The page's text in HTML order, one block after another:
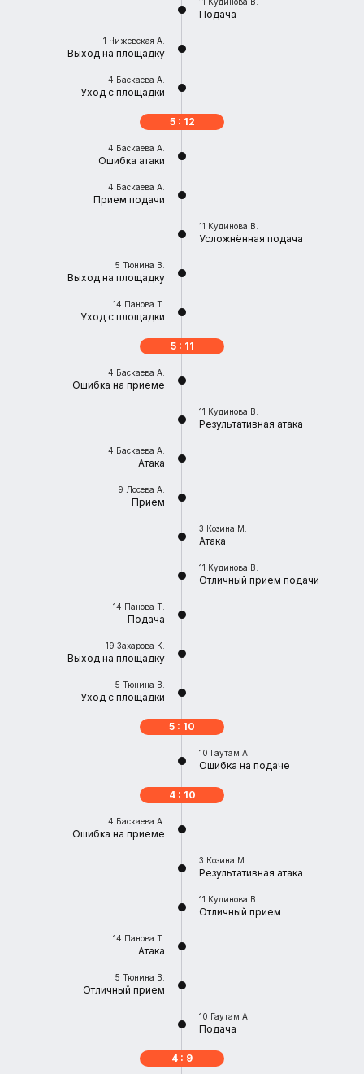
Подача
1 Чижевская А.
Выход на площадку
4 Баскаева А.
Уход с площадки
5 : 12
4 Баскаева А.
Ошибка атаки
4 Баскаева А.
Прием подачи
11 Кудинова В.
Усложнённая подача
5 Тюнина В.
Выход на площадку
14 Панова Т.
Уход с площадки
5 : 11
4 Баскаева А.
Ошибка на приеме
11 Кудинова В.
Результативная атака
4 Баскаева А.
Атака
9 Лосева А.
Прием
3 Козина М.
Атака
11 Кудинова В.
Отличный прием подачи
14 Панова Т.
Подача
19 Захарова К.
Выход на площадку
5 Тюнина В.
Уход с площадки
5 : 10
10 Гаутам А.
Ошибка на подаче
4 : 10
4 Баскаева А.
Ошибка на приеме
3 Козина М.
Результативная атака
11 Кудинова В.
Отличный прием
14 Панова Т.
Атака
5 Тюнина В.
Отличный прием
10 Гаутам А.
Подача
4 : 9